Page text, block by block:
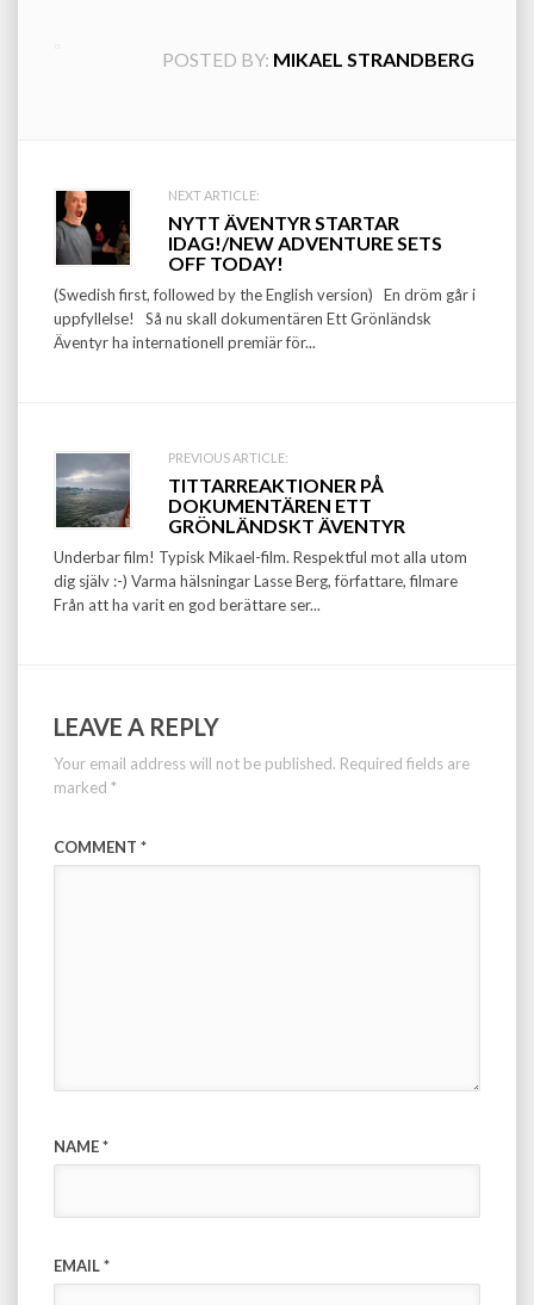
POSTED BY: MIKAEL STRANDBERG
Post
navigation
NEXT ARTICLE:
NYTT ÄVENTYR STARTAR
IDAG!/NEW ADVENTURE SETS
OFF TODAY!
(Swedish first, followed by the English version) En dröm går i
uppfyllelse! Så nu skall dokumentären Ett Grönländsk
Äventyr ha internationell premiär för...
PREVIOUS ARTICLE:
TITTARREAKTIONER PÅ
DOKUMENTÄREN ETT
GRÖNLÄNDSKT ÄVENTYR
Underbar film! Typisk Mikael-film. Respektful mot alla utom
dig själv :-) Varma hälsningar Lasse Berg, författare, filmare
Från att ha varit en god berättare ser...
LEAVE A REPLY
Your email address will not be published. Required fields are
marked *
COMMENT *
NAME*
EMAIL*